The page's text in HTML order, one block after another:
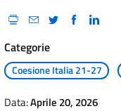
Categorie
Coesione Italia 21-27
Data:Aprile 20, 2026